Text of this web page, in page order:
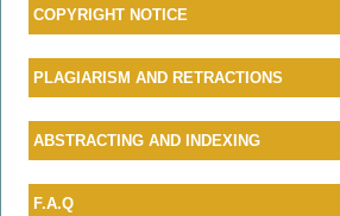
COPYRIGHT NOTICE
PLAGIARISM AND RETRACTIONS
ABSTRACTING AND INDEXING
F.A.Q